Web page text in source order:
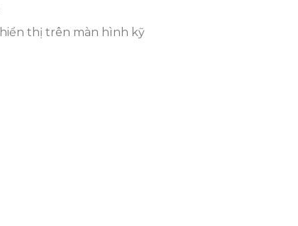
thị trên màn hình kỹ